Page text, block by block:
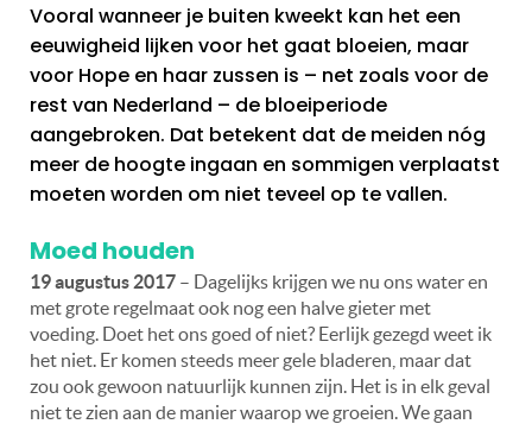
Vooral wanneer je buiten kweekt kan het een
eeuwigheid lijken voor het gaat bloeien, maar
voor Hope en haar zussen is – net zoals voor de
rest van Nederland – de bloeiperiode
aangebroken. Dat betekent dat de meiden nóg
meer de hoogte ingaan en sommigen verplaatst
moeten worden om niet teveel op te vallen.
Moed houden
19 augustus 2017 – Dagelijks krijgen we nu ons water en
met grote regelmaat ook nog een halve gieter met
voeding. Doet het ons goed of niet? Eerlijk gezegd weet ik
het niet. Er komen steeds meer gele bladeren, maar dat
zou ook gewoon natuurlijk kunnen zijn. Het is in elk geval
niet te zien aan de manier waarop we groeien. We gaan